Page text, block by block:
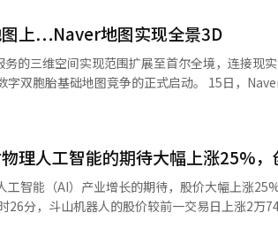
“实用型经营”战略。 实际上，自成立以来，LX集团一直围绕未来产业相
组。LX国际在2022年收购了环保生物质发电公司
的协同效应。去年，LX还收购了印度尼西亚镍
，向未来产业中心转变资源投资组合的举措。 LX潘托斯也在集团内占
。业界普遍认为，LX正在从单纯的物流企业转变为基于
点。LX半导体正在从以显示驱动芯片（DDI）为
板是将半导体发热排出到外部的关键部件，随着
结构转型。这是一种考虑到产业间关联性和实际
也缩减212班国际航班。业内统计显示，中东局
期两个月
自本月8日起接受乘务员申请6月无薪休假；
录用的100名新乘务员中，约50人的入职时间推迟至9月
场。韩国旅行社协会相关人士表示，当前旅行社
后，随着燃油附加费大幅上涨，市场热度开始
（约合人民币420元）升至25万韩元以上，涨幅
，尤其对欧洲、美洲等长线旅游产品影响更为明
前韩国海外旅游需求并未出现全面下滑，而是在
Kyowon
上…Naver地图实现全景3D
的三维空间实现范围扩展至首尔全境，连接现
的正式启动。 15日，Naver宣布将Naver地图的“飞行视图3D”服务支
。用户可以在Naver地图应用中选择适用于63大
瞻星台、首尔COEX、仁川松岛中央公园、全州
量也在不断扩大。 Naver表示，去年亚太经济合作组织（APEC）峰会期
比推出初期平均增加了2.2倍，而在最近的春季出游
Labs的数字双胞胎技术，构建于首尔市的“S-
决方案“Ariake”技术，将首尔市整体实现为三维空间数据。
理人工智能的期待大幅上涨25%
（AI）产业增长的期待，股价大幅上涨25%，并创下历史新
26分，斗山机器人的股价较前一交易日上涨2万
同一时间，彩虹机器人上涨3.57%，艾机器人上涨29.66%。此